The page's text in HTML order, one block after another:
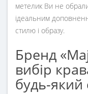
метелик Ви не
ідеальним
стилю і образу.
Бренд
вибір
будь-який